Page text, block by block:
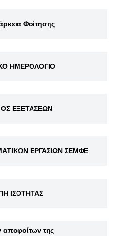
Φοίτησης
ΗΜΕΡΟΛΟΓΙΟ
ΕΞΕΤΑΣΕΩΝ
ΕΡΓΑΣΙΩΝ ΣΕΜΦΕ
ΙΣΟΤΗΤΑΣ
αποφοίτων της